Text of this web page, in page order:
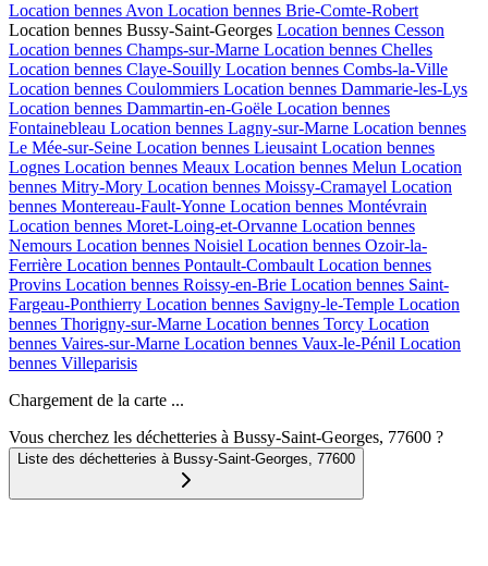
Location bennesAvon Location bennes Brie-Comte-Robert
Location bennes Bussy-Saint-Georges Location bennes Cesson
Location bennes Champs-sur-Marne Location bennes Chelles
Location bennes Claye-Souilly Location bennes Combs-la-Ville
Location bennes Coulommiers Location bennes Dammarie-les-Lys
Location bennes Dammartin-en-Goële Location bennes
Fontainebleau Location bennes Lagny-sur-Marne Location bennes
Le Mée-sur-Seine Location bennes Lieusaint Location bennes
Lognes Location bennes Meaux Location bennes Melun Location
bennes Mitry-Mory Location bennes Moissy-Cramayel Location
bennes Montereau-Fault-Yonne Location bennes Montévrain
Location bennes Moret-Loing-et-Orvanne Location bennes
Nemours Location bennes Noisiel Location bennes Ozoir-la-
Ferrière Location bennes Pontault-Combault Location bennes
Provins Location bennes Roissy-en-Brie Location bennes Saint-
Fargeau-Ponthierry Location bennes Savigny-le-Temple Location
bennes Thorigny-sur-Marne Location bennes Torcy Location
bennes Vaires-sur-Marne Location bennes Vaux-le-Pénil Location
bennes Villeparisis
Chargement de la carte ...
Vous cherchez les déchetteries à Bussy-Saint-Georges, 77600 ?
Liste des déchetteries à Bussy-Saint-Georges, 77600